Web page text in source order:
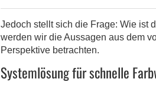
Jedoch stellt sich die Frage: Wie ist
werden wir die Aussagen aus dem
Perspektive betrachten.
Systemlösung für schnelle